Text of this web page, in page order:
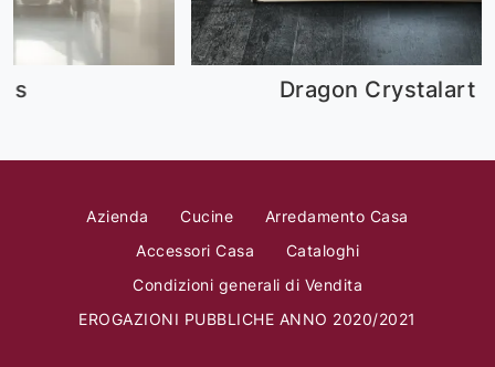
Dragon Crystalart
Azienda Cucine
Arredamento Casa
Accessori Casa
Cataloghi
Condizioni generali di Vendita
EROGAZIONI PUBBLICHE ANNO 2020/2021